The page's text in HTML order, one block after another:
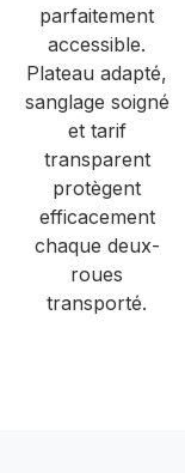
parfaitement
accessible.
Plateau adapté,
sanglage soigné
et tarif
transparent
protègent
efficacement
chaque deux-
roues
transporté.